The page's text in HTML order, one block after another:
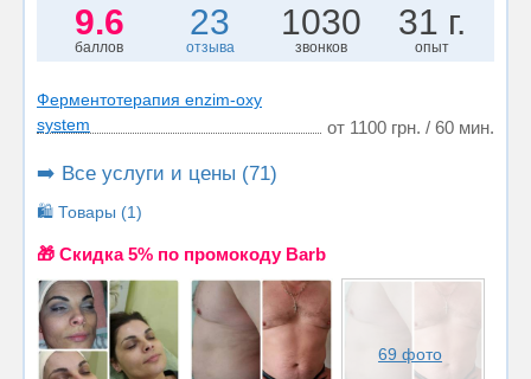
9.6
баллов
23
отзыва
1030
звонков
31 г.
опыт
Ферментотерапия enzim-oxy
system
от 1100 грн. / 60 мин.
➡️ Все услуги и цены (71)
🛍️ Товары (1)
🎁 Cкидка 5% по промокоду Barb
69 фото